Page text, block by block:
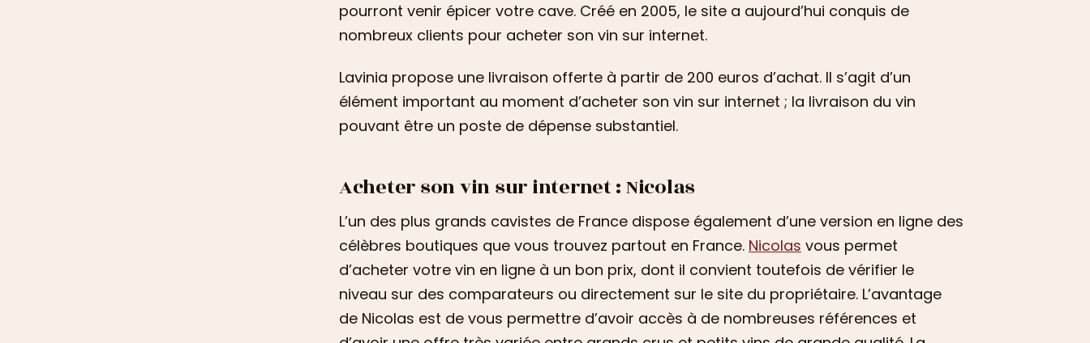
pourront venir épicer votre cave. Créé en 2005, le site a aujourd’hui conquis de
nombreux clients pour acheter son vin sur internet.
Lavinia propose une livraison offerte à partir de 200 euros d’achat. Il s’agit d’un
élément important au moment d’acheter son vin sur internet ; la livraison du vin
pouvant être un poste de dépense substantiel.
Acheter son vin sur internet : Nicolas
L’un des plus grands cavistes de France dispose également d’une version en ligne des
célèbres boutiques que vous trouvez partout en France. Nicolas vous permet
d’acheter votre vin en ligne à un bon prix, dont il convient toutefois de vérifier le
niveau sur des comparateurs ou directement sur le site du propriétaire. L’avantage
de Nicolas est de vous permettre d’avoir accès à de nombreuses références et